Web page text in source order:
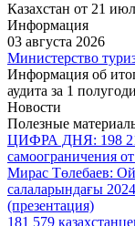
Казахстан от 21
Информация
03 августа 2026
Министерство
Информация об
аудита за 1
Новости
Полезные
ЦИФРА ДНЯ: 198 214
самоограничения
Мирас Төлебаев:
салаларындағы
(презентация)
181 579